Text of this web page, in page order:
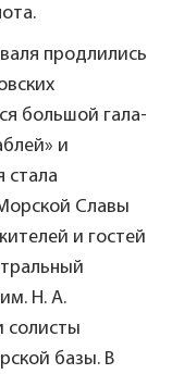
продлились
большой гала-
и
стала
Славы
и гостей
Н. А.
солисты
базы. В